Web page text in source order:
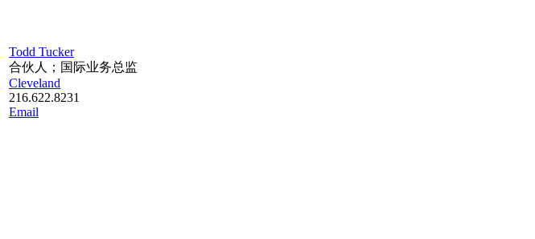
Todd Tucker
合伙人；国际业务总监
Cleveland
216.622.8231
Email